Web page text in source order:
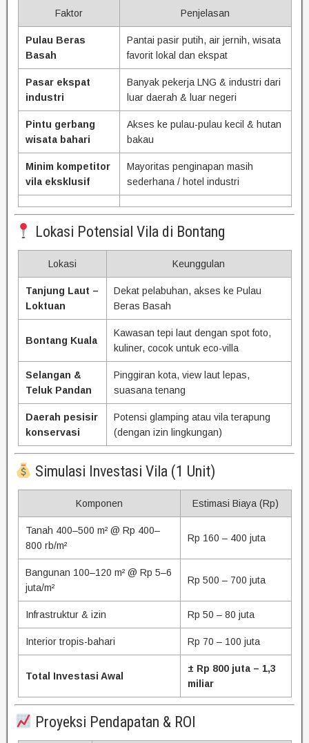
Faktor Penjelasan
Pulau Beras
Basah
Pantai pasir putih, air jernih, wisata
favorit lokal dan ekspat
Pasar ekspat
industri
Banyak pekerja LNG & industri dari
luar daerah & luar negeri
Pintu gerbang
wisata bahari
Akses ke pulau-pulau kecil & hutan
bakau
Minim kompetitor
vila eksklusif
Mayoritas penginapan masih
sederhana / hotel industri
Lokasi Potensial Vila di Bontang
Lokasi Keunggulan
Tanjung Laut –
Loktuan
Dekat pelabuhan, akses ke Pulau
Beras Basah
Bontang Kuala
Kawasan tepi laut dengan spot foto,
kuliner, cocok untuk eco-villa
Selangan &
Teluk Pandan
Pinggiran kota, view laut lepas,
suasana tenang
Daerah pesisir
konservasi
Potensi glamping atau vila terapung
(dengan izin lingkungan)
Simulasi Investasi Vila (1 Unit)
Komponen Estimasi Biaya (Rp)
Tanah 400–500 m² @ Rp 400–
800 rb/m²
Rp 160 – 400 juta
Bangunan 100–120 m² @ Rp 5–6
juta/m²
Rp 500 – 700 juta
Infrastruktur & izin Rp 50 – 80 juta
Interior tropis-bahari Rp 70 – 100 juta
Total Investasi Awal
± Rp 800 juta – 1,3
miliar
Proyeksi Pendapatan & ROI